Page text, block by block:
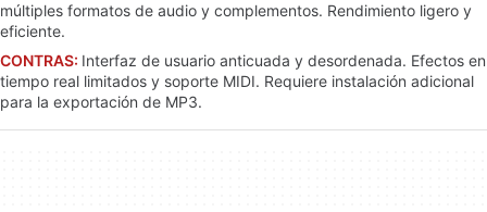
múltiples formatos de audio y complementos. Rendimiento ligero y
eficiente.
CONTRAS: Interfaz de usuario anticuada y desordenada. Efectos en
tiempo real limitados y soporte MIDI. Requiere instalación adicional
para la exportación de MP3.